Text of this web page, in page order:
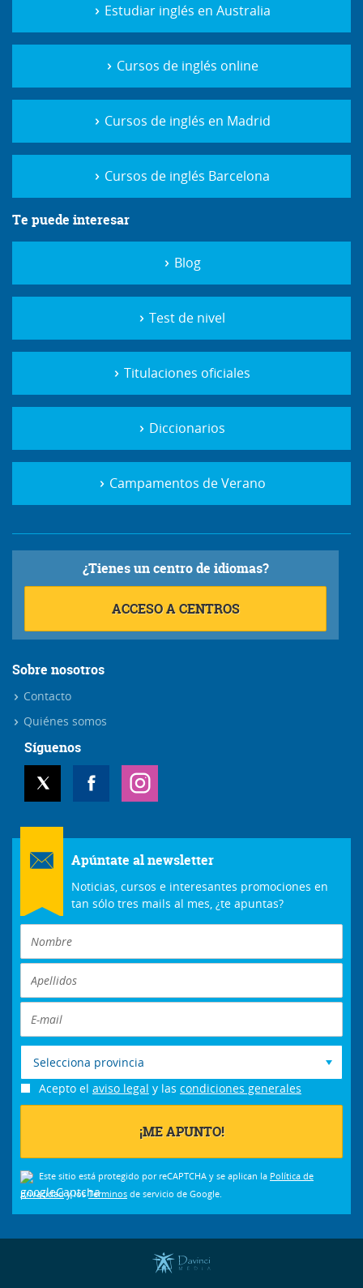
Estudiar inglés en Australia
Cursos de inglés online
Cursos de inglés en Madrid
Cursos de inglés Barcelona
Te puede interesar
Blog
Test de nivel
Titulaciones oficiales
Diccionarios
Campamentos de Verano
¿Tienes un centro de idiomas?
ACCESO A CENTROS
Sobre nosotros
Contacto
Quiénes somos
Síguenos
Apúntate al newsletter
Noticias, cursos e interesantes promociones en
tan sólo tres mails al mes, ¿te apuntas?
Selecciona provincia
Acepto el aviso legal y las condiciones generales
Este sitio está protegido por reCAPTCHA y se aplican la Política de
privacidady los Términos de servicio de Google.